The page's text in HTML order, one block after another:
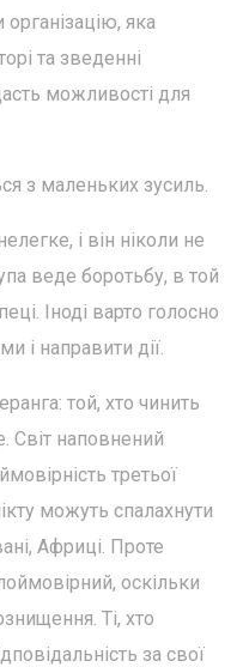
яка
та зведенні
можливості для
з маленьких зусиль.
і він ніколи не
веде боротьбу, в той
Іноді варто голосно
і направити дії.
той, хто чинить
Світ наповнений
третьої
можуть спалахнути
Африці. Проте
оскільки
Ті, хто
за свої